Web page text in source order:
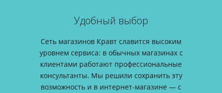
Удобный выбор
Сеть магазинов Кравт славится высоким
уровнем сервиса: в обычных магазинах с
клиентами работают профессиональные
консультанты. Мы решили сохранить эту
возможность и в интернет-магазине — с